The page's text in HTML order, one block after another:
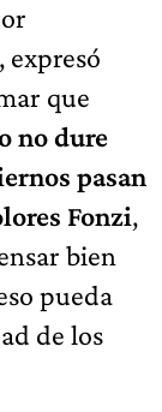
expresó
que
no dure
pasan
Fonzi,
bien
pueda
de los